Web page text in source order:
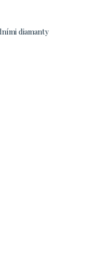
diamanty